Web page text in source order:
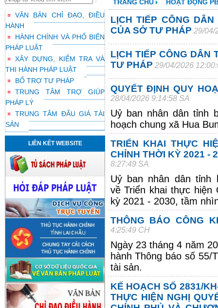
VĂN BẢN CHỈ ĐẠO, ĐIỀU
HÀNH
HÀNH CHÍNH VÀ PHỔ BIẾN
PHÁP LUẬT
XÂY DỰNG, KIỂM TRA VÀ
THI HÀNH PHÁP LUẬT
BỔ TRỢ TƯ PHÁP
TRUNG TÂM TRỢ GIÚP
PHÁP LÝ
TRUNG TÂM ĐẤU GIÁ TÀI
SẢN
LIÊN KẾT WEBSITE
TRANG CHỦ HOẠT ĐỘNG
LỊCH TIẾP CÔNG
CỦA SỞ TƯ PHÁP 29/04/
LỊCH TIẾP CÔNG DÂN
TƯ PHÁP 29/04/2026
QUYẾT ĐỊNH QUY
28/04/2026 9:14:58 SA
Uỷ ban nhân dân tỉnh
hoạch chung xã Hua
TRIỂN KHAI THỰC
CHỈNH THỜI KỲ 2021 -
8:27:49 SA
Uỷ ban nhân dân tỉnh
vềTriển khai thực hiện
kỳ 2021 - 2030, tầm
THÔNG BÁO CÔNG
4:25:49 CH
Ngày 23 tháng 4 năm
hành Thông báo số
tài sản.
KẾ HOẠCH SỐ 2831/
THỰC HIỆN NGHỊ